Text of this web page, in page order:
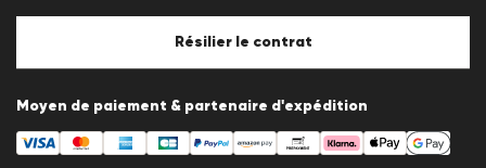
Politique en matière de cookies
Paramètres des cookiesRésilier le contrat
Moyen de paiement & partenaire d'expédition